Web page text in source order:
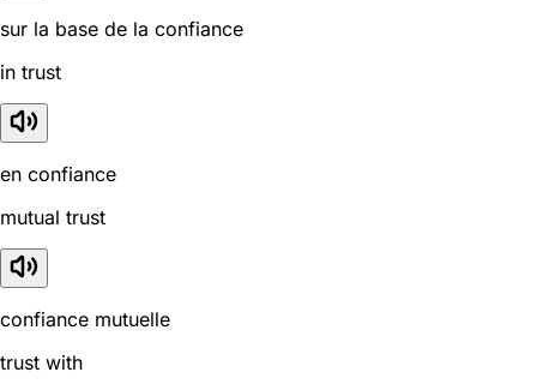
sur la base de la confiance
in trust
en confiance
mutual trust
confiance mutuelle
trust with